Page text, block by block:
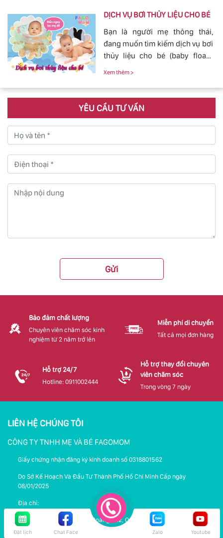
Đặt lịch Chat Face Zalo Youtube
yên tâm cho mẹ và bé.
DỊCH VỤ BƠI THỦY LIỆU CHO BÉ
Bạn là người mẹ thông thái,
đang muốn tìm kiếm dịch vụ bơi
thủy liệu cho bé (baby fload)
đảm bảo uy tín và chất lượng.
Xem thêm >
YÊU CẦU TƯ VẤN
Gửi
Bảo đảm chất lượng
Chuyên viên chăm sóc kinh
nghiệm từ 2 năm trở lên
Miễn phí di chuyển
Tất cả mọi đơn hàng
Hỗ trợ 24/7
Hotline: 0911002444
Hỗ trợ thay đổi chuyên
viên chăm sóc
Trong vòng 7 ngày
LIÊN HỆ CHÚNG TÔI
CÔNG TY TNHH MẸ VÀ BÉ FAGOMOM
Giấy chứng nhận đăng ký kinh doanh số 0318801562
Do Sở Kế Hoạch Và Đầu Tư Thành Phố Hồ Chí Minh Cấp ngày
08/01/2025
Địa chỉ:
Địa chỉ: 26/1 Nguyễn Minh Hoàng, P12, Q. Tân Bình - 43/14/34 Cộng Hoà
P4 Tân Bình